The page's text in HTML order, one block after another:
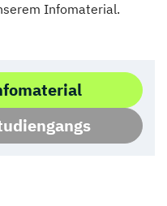
Infomaterial.